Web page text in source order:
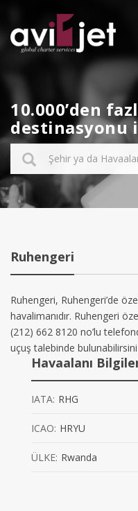
10.000’den
destinasyonu
Ruhengeri
Ruhengeri, Ruhengeri’de
havalimanıdır. Ruhengeri
(212) 662 8120 no’lu
uçuş talebinde
Havaalanı
IATA: RHG
ICAO: HRYU
ÜLKE: Rwanda